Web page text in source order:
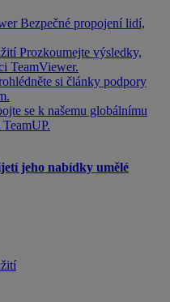
Bezpečné propojení lidí,
Prozkoumejte výsledky,
TeamViewer.
si články podpory
se k našemu globálnímu
jeho nabídky umělé